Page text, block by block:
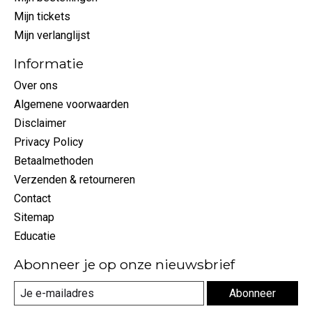
Mijn tickets
Mijn verlanglijst
Informatie
Over ons
Algemene voorwaarden
Disclaimer
Privacy Policy
Betaalmethoden
Verzenden & retourneren
Contact
Sitemap
Educatie
Abonneer je op onze nieuwsbrief
Abonneer